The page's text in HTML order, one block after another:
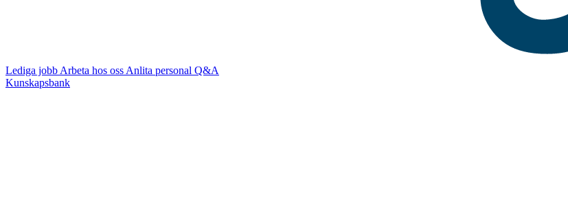
Lediga jobb Arbeta hos oss Anlita personal Q&A
Kunskapsbank